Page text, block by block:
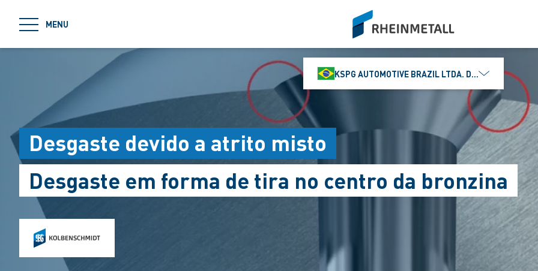
MENU
siteLogo
KSPG AUTOMOTIVE BRAZIL LTDA. DIVISÃO MS
Desgaste devido a atrito misto
Desgaste em forma de tira no centro da bronzina